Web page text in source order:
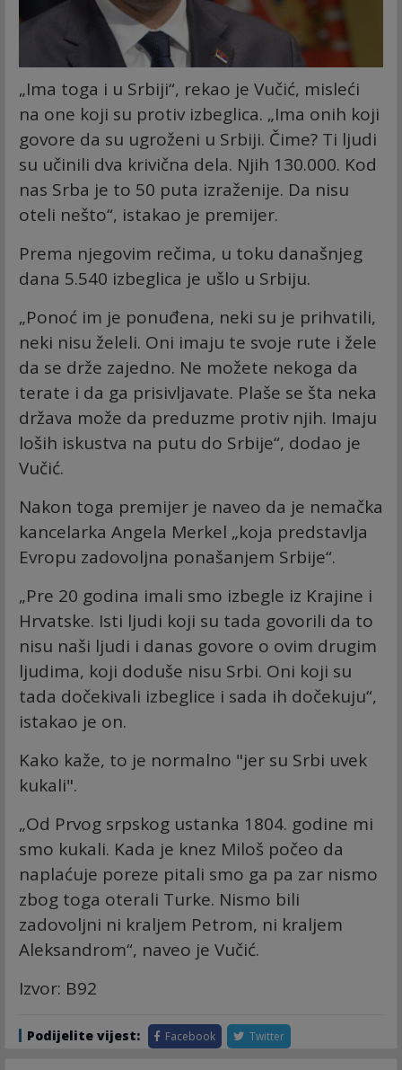
„Ima toga i u Srbiji“, rekao je Vučić, misleći
na one koji su protiv izbeglica. „Ima onih koji
govore da su ugroženi u Srbiji. Čime? Ti ljudi
su učinili dva krivična dela. Njih 130.000. Kod
nas Srba je to 50 puta izraženije. Da nisu
oteli nešto“, istakao je premijer.
Prema njegovim rečima, u toku današnjeg
dana 5.540 izbeglica je ušlo u Srbiju.
„Ponoć im je ponuđena, neki su je prihvatili,
neki nisu želeli. Oni imaju te svoje rute i žele
da se drže zajedno. Ne možete nekoga da
terate i da ga prisivljavate. Plaše se šta neka
država može da preduzme protiv njih. Imaju
loših iskustva na putu do Srbije“, dodao je
Vučić.
Nakon toga premijer je naveo da je nemačka
kancelarka Angela Merkel „koja predstavlja
Evropu zadovoljna ponašanjem Srbije“.
„Pre 20 godina imali smo izbegle iz Krajine i
Hrvatske. Isti ljudi koji su tada govorili da to
nisu naši ljudi i danas govore o ovim drugim
ljudima, koji doduše nisu Srbi. Oni koji su
tada dočekivali izbeglice i sada ih dočekuju“,
istakao je on.
Kako kaže, to je normalno "jer su Srbi uvek
kukali".
„Od Prvog srpskog ustanka 1804. godine mi
smo kukali. Kada je knez Miloš počeo da
naplaćuje poreze pitali smo ga pa zar nismo
zbog toga oterali Turke. Nismo bili
zadovoljni ni kraljem Petrom, ni kraljem
Aleksandrom“, naveo je Vučić.
Izvor: B92
Podijelite vijest: Facebook Twitter